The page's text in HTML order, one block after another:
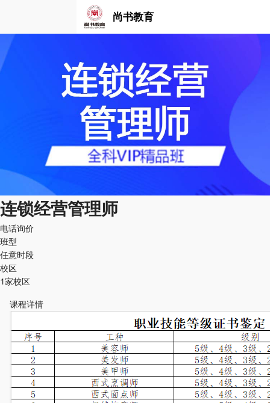
尚书教育
连锁经营管理师
电话询价
班型
任意时段
校区
1家校区
课程详情